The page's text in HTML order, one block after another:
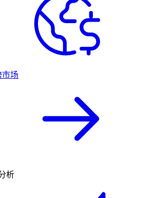
市场
析